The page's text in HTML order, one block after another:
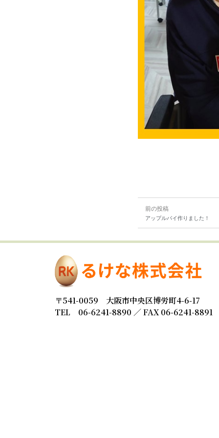
前の投稿
アップルパイ作りました！
〒541-0059 大阪市中央区博労町4-6-17
TEL 06-6241-8890 ／ FAX 06-6241-8891